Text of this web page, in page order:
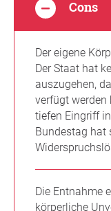
Cons
Der eigene
Der Staat hat
auszugehen,
verfügt werden
tiefen Eingriff
Bundestag hat
Die Entnahme
körperliche